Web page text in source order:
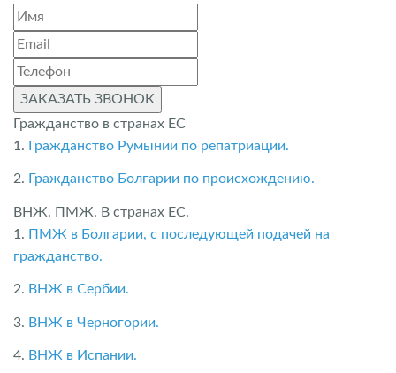
ЗАКАЗАТЬ ЗВОНОК
Гражданство в странах ЕС
1. Гражданство Румынии по репатриации.
2. Гражданство Болгарии по происхождению.
ВНЖ. ПМЖ. В странах ЕС.
1. ПМЖ в Болгарии, с последующей подачей на
гражданство.
2. ВНЖ в Сербии.
3. ВНЖ в Черногории.
4. ВНЖ в Испании.